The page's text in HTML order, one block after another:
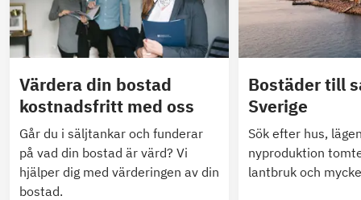
Värdera din bostad
kostnadsfritt med oss
Går du i säljtankar och funderar
på vad din bostad är värd? Vi
hjälper dig med värderingen av din
bostad.
Bostäder till
Sverige
Sök efter hus,
nyproduktion
lantbruk och